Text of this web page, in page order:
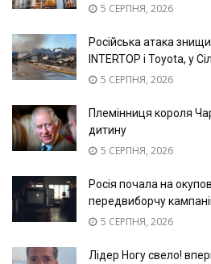
5 СЕРПНЯ, 2026
Російська атака
INTERTOP і Toyota, у
5 СЕРПНЯ, 2026
Племінниця короля
дитину
5 СЕРПНЯ, 2026
Росія почала на
передвиборчу
5 СЕРПНЯ, 2026
Лідер Ногу свело!